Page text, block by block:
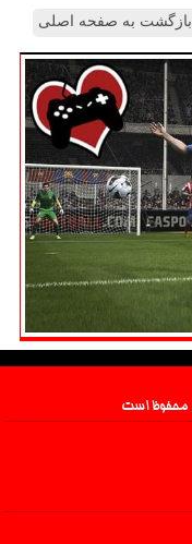
بازگشت به صفحه اصلی